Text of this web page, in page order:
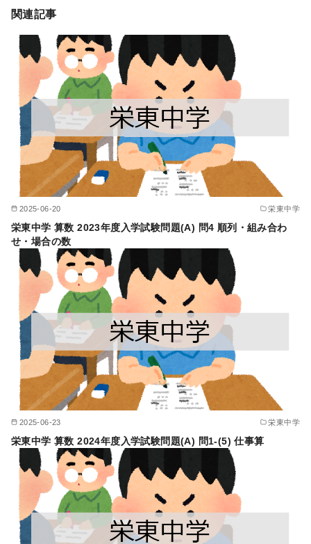
関連記事
2025-06-20 栄東中学
栄東中学 算数 2023年度入学試験問題(A) 問4 順列・組み合わ
せ・場合の数
2025-06-23 栄東中学
栄東中学 算数 2024年度入学試験問題(A) 問1-(5) 仕事算